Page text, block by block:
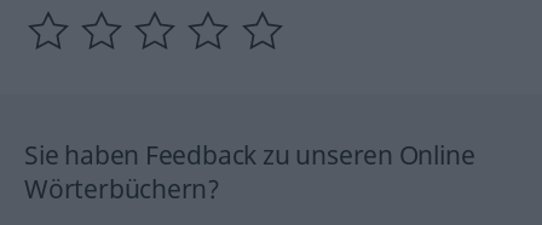
Sie haben Feedback zu unseren Online
Wörterbüchern?